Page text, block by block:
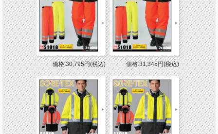
価格:30,795円(税込) 価格:31,345円(税込)